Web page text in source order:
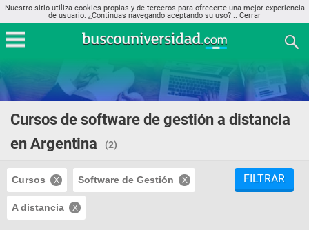
Nuestro sitio utiliza cookies propias y de terceros para ofrecerte una mejor experiencia
de usuario. ¿Continuas navegando aceptando su uso? .. Cerrar
Cursos de software de gestión a distancia
en Argentina
(2)
Cursos Software de Gestión
A distancia
FILTRAR